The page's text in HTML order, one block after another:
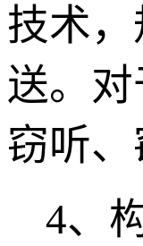
技术
送。
窃听
4、